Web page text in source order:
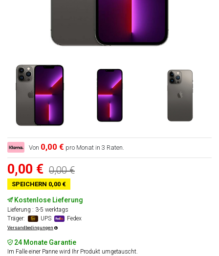
Von 0,00 € pro Monat in 3 Raten.
0,00 € 0,00 €
SPEICHERN 0,00 €
Kostenlose Lieferung
Lieferung : 3-5 werktags
Träger:
UPS Fedex
Versandbedingungen
24 Monate Garantie
Im Falle einer Panne wird Ihr Produkt umgetauscht.